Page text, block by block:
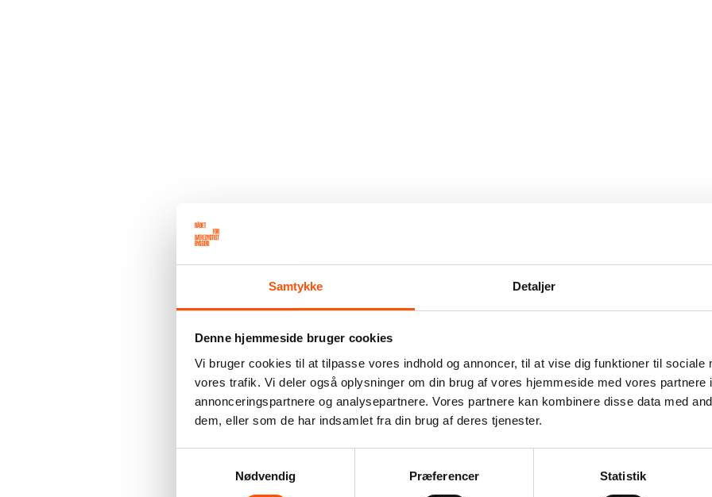
Samtykke Detaljer
Denne hjemmeside bruger cookies
Vi bruger cookies til at tilpasse vores indhold og annoncer, til at vise dig funktioner til sociale
vores trafik. Vi deler også oplysninger om din brug af vores hjemmeside med vores partnere
annonceringspartnere og analysepartnere. Vores partnere kan kombinere disse data med
dem, eller som de har indsamlet fra din brug af deres tjenester.
Nødvendig
Præferencer Statistik